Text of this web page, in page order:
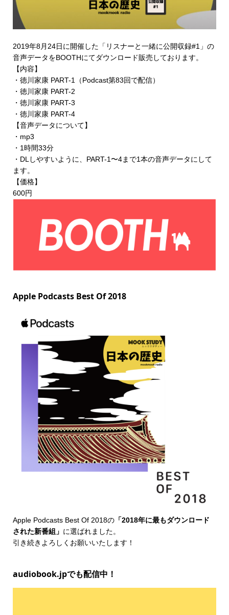
2019年8月24日に開催した「リスナーと一緒に公開収録#1」の
音声データをBOOTHにてダウンロード販売 しております。
【内容】
・徳川家康 PART-1（Podcast第83回で配信）
・徳川家康 PART-2
・徳川家康 PART-3
・徳川家康 PART-4
【音声データについて】
・mp3
・1時間33分
・DLしやすいように、PART-1〜4まで1本の音声データにして
ます。
【価格】
600円
Apple Podcasts Best Of 2018
Apple Podcasts Best Of 2018の「2018年に最もダウンロード
された新番組」 に選ばれました。
引き続きよろしくお願いいたします！
audiobook.jpでも配信中！